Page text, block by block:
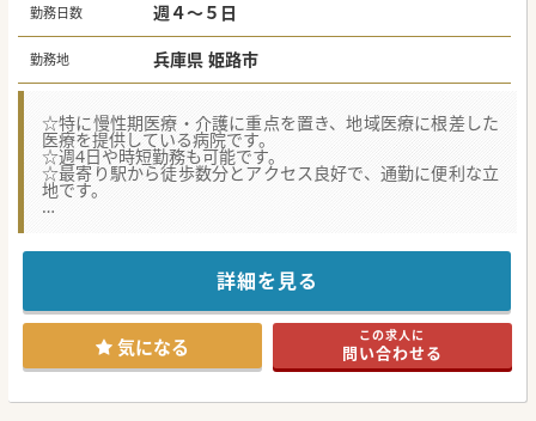
勤務日数 週４～５日
勤務地 兵庫県 姫路市
☆特に慢性期医療・介護に重点を置き、地域医療に根差した
医療を提供している病院です。
☆週4日や時短勤務も可能です。
☆最寄り駅から徒歩数分とアクセス良好で、通勤に便利な立
地です。
務されております。
・スタッフの方々の爽やかさ、温かさが印象的な医療機関で
・アットホームな環境で長く勤務されている方ばかりです。
【やりがい】
・療養型病院ではありますが、亜急性期のような経験も積む
ことが出来ます。
院でも技術を学ぶことができます。
詳細を見る
気になる この求人に
問い合わせる